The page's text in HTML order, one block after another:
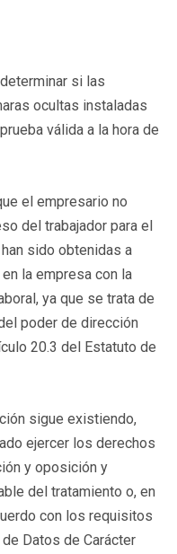
si las
ocultas instaladas
válida a la hora de
el empresario no
del trabajador para el
sido obtenidas a
la empresa con la
ya que se trata de
poder de dirección
20.3 del Estatuto de
sigue existiendo,
ejercer los derechos
y oposición y
del tratamiento o, en
con los requisitos
Datos de Carácter